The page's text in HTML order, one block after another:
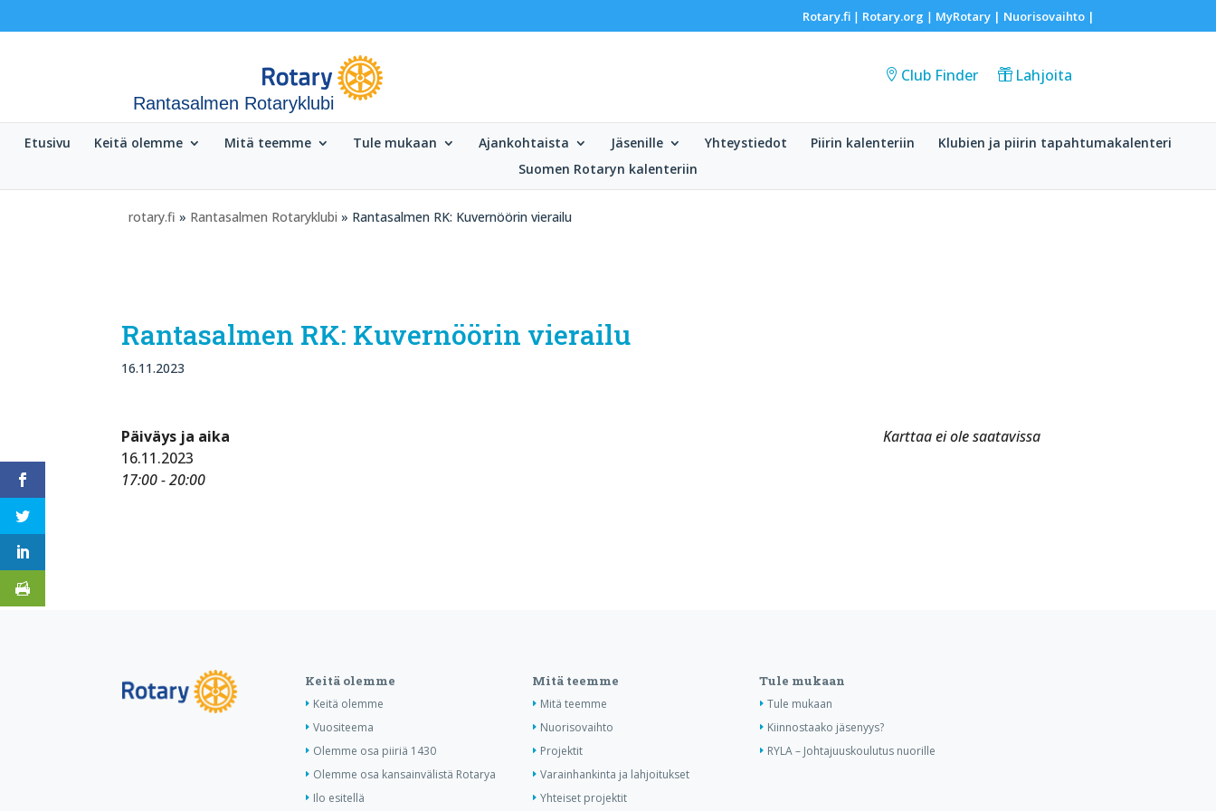
Rotary.fi| Rotary.org | MyRotary | Nuorisovaihto|
Rantasalmen Rotaryklubi
Club Finder Lahjoita
Etusivu Keitä olemme Mitä teemme Tule mukaan Ajankohtaista Jäsenille Yhteystiedot Piirin kalenteriin
Klubien ja piirin tapahtumakalenteri
Suomen Rotaryn kalenteriin
rotary.fi » Rantasalmen Rotaryklubi » Rantasalmen RK: Kuvernöörin vierailu
Rantasalmen RK: Kuvernöörin vierailu
16.11.2023
Karttaa ei ole saatavissa
Päiväys ja aika
16.11.2023
17:00 - 20:00
Keitä olemme
Keitä olemme
Vuositeema
Olemme osa piiriä 1430
Olemme osa kansainvälistä Rotarya
Ilo esitellä
Mitä teemme
Mitä teemme
Nuorisovaihto
Projektit
Varainhankinta ja lahjoitukset
Yhteiset projektit
Tule mukaan
Tule mukaan
Kiinnostaako jäsenyys?
RYLA – Johtajuuskoulutus nuorille